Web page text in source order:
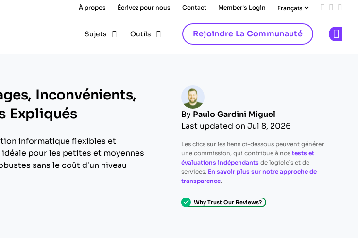
À propos Écrivez pour nous Contact Member's Login Add us
Follow
Sujets Outils Rejoindre La Communauté
Inconvénients,
Expliqués
informatique flexibles et
pour les petites et moyennes
sans le coût d’un niveau
By Paulo Gardini Miguel
Last updated on Jul 8, 2026
Les clics sur les liens ci-dessous peuvent générer
une commission, qui contribue à nos tests et
évaluations indépendants de logiciels et de
services. En savoir plus sur notre approche de
transparence.
Why Trust Our Reviews?